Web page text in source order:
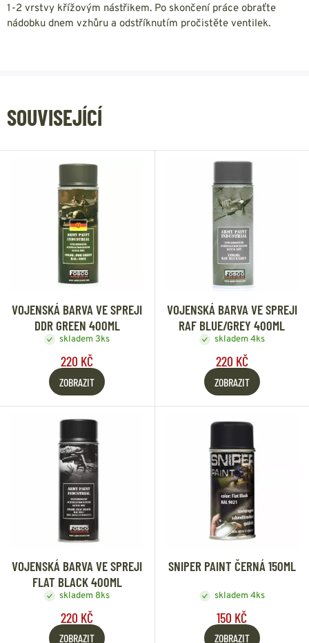
1-2 vrstvy křížovým nástřikem. Po skončení práce obraťte
nádobku dnem vzhůru a odstříknutím pročistěte ventilek.
SOUVISEJÍCÍ
VOJENSKÁ BARVA VE SPREJI
DDR GREEN 400ML
skladem 3ks
220 KČ
ZOBRAZIT
VOJENSKÁ BARVA VE SPREJI
RAF BLUE/GREY 400ML
skladem 4ks
220 KČ
ZOBRAZIT
VOJENSKÁ BARVA VE SPREJI
FLAT BLACK 400ML
skladem 8ks
220 KČ
ZOBRAZIT
SNIPER PAINT ČERNÁ 150ML
skladem 4ks
150 KČ
ZOBRAZIT